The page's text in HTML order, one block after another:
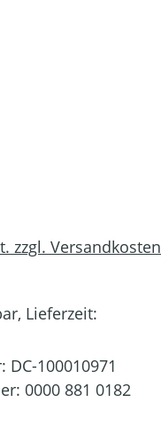
zzgl. Versandkosten
Lieferzeit:
DC-100010971
0000 881 0182